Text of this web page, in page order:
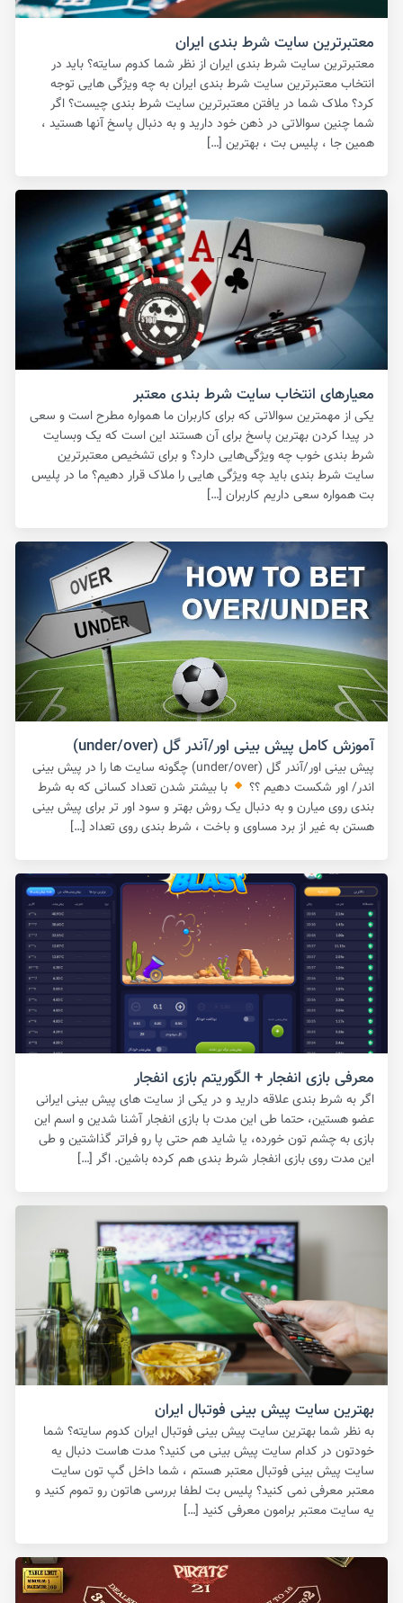
معتبرترین سایت شرط بندی ایران
معتبرترین سایت شرط بندی ایران از نظر شما کدوم سایته؟ باید در
انتخاب معتبرترین سایت شرط بندی ایران به چه ویژگی هایی توجه
کرد؟ ملاک شما در یافتن معتبرترین سایت شرط بندی چیست؟ اگر
شما چنین سوالاتی در ذهن خود دارید و به دنبال پاسخ آنها هستید ،
همین جا ، پلیس بت ، بهترین […]
معیارهای انتخاب سایت شرط بندی معتبر
یکی از مهمترین سوالاتی که برای کاربران ما همواره مطرح است و سعی
در پیدا کردن بهترین پاسخ برای آن هستند این است که یک وبسایت
شرط بندی خوب چه ویژگی‌هایی دارد؟ و برای تشخیص معتبرترین
سایت شرط بندی باید چه ویژگی هایی را ملاک قرار دهیم؟ ما در پلیس
بت همواره سعی داریم کاربران […]
آموزش کامل پیش بینی اور/آندر گل (under/over)
پیش بینی اور/آندر گل (under/over) چگونه سایت ها را در پیش بینی
اندر/ اور شکست دهیم ؟؟
با بیشتر شدن تعداد کسانی که به شرط
بندی روی میارن و به دنبال یک روش بهتر و سود اور تر برای پیش بینی
هستن به غیر از برد مساوی و باخت ، شرط بندی روی تعداد […]
معرفی بازی انفجار + الگوریتم بازی انفجار
اگر به شرط بندی علاقه دارید و در یکی از سایت های پیش بینی ایرانی
عضو هستین، حتما طی این مدت با بازی انفجار آشنا شدین و اسم این
بازی به چشم تون خورده، یا شاید هم حتی پا رو فراتر گذاشتین و طی
این مدت روی بازی انفجار شرط بندی هم کرده باشین. اگر […]
بهترین سایت پیش بینی فوتبال ایران
به نظر شما بهترین سایت پیش بینی فوتبال ایران کدوم سایته؟ شما
خودتون در کدام سایت پیش بینی می کنید؟ مدت هاست دنبال یه
سایت پیش بینی فوتبال معتبر هستم ، شما داخل گپ تون سایت
معتبر معرفی نمی کنید؟ پلیس بت لطفا بررسی هاتون رو تموم کنید و
یه سایت معتبر برامون معرفی کنید […]